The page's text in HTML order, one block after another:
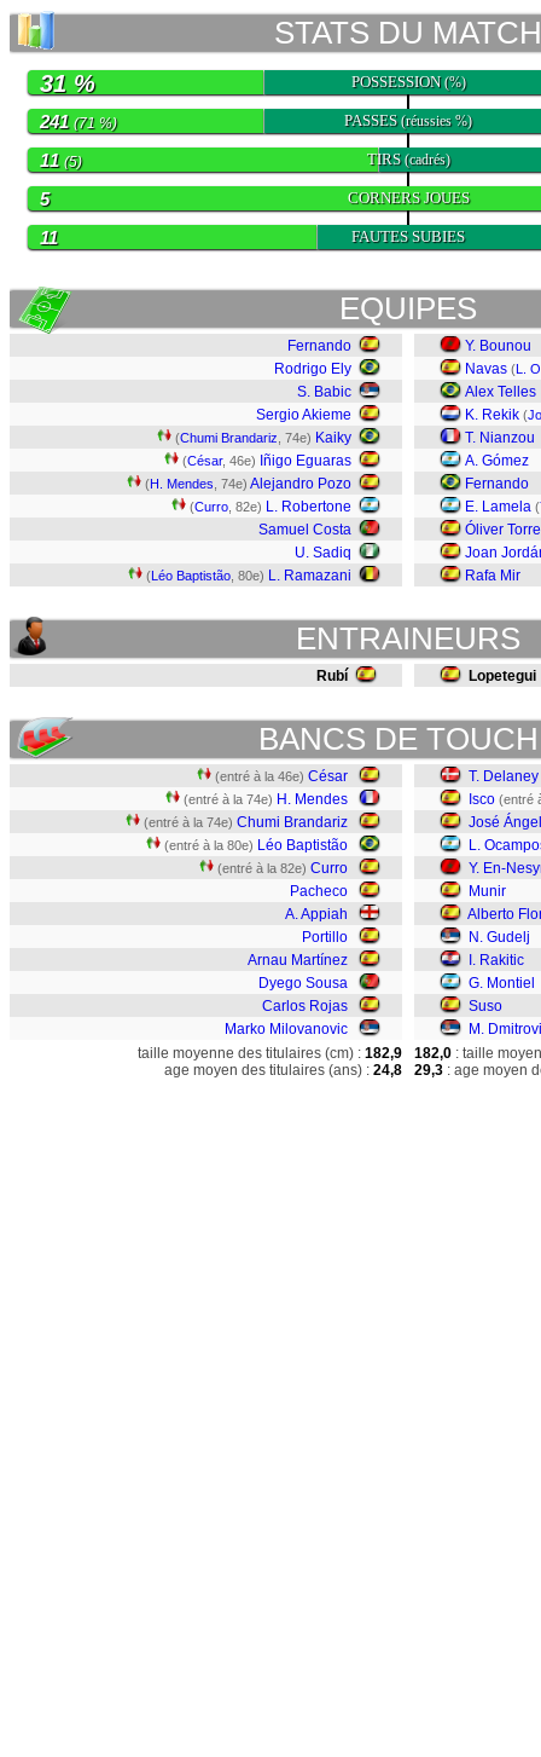
STATS DU MATCH
POSSESSION(%)
31 %
PASSES(réussies %)
241 (71 %)
TIRS(cadrés)
11 (5)
CORNERS JOUES
5
FAUTES SUBIES
11
EQUIPES
Fernando
Rodrigo Ely
S. Babic
Sergio Akieme
(Chumi Brandariz , 74e) Kaiky
(César, 46e) Iñigo Eguaras
(H. Mendes , 74e) Alejandro Pozo
(Curro , 82e) L. Robertone
Samuel Costa
U. Sadiq
(Léo Baptistão , 80e) L. Ramazani
Y. Bounou
Navas (L.
Alex Telles
K. Rekik (
T. Nianzou
A. Gómez
Fernando
E. Lamela (
Óliver
Joan
Rafa Mir
ENTRAINEURS
Rubí Lopetegui
BANCS DE
(entré à la 46e) César
(entré à la 74e) H. Mendes
(entré à la 74e) Chumi Brandariz
(entré à la 80e) Léo Baptistão
(entré à la 82e) Curro
Pacheco
A. Appiah
Portillo
Arnau Martínez
Dyego Sousa
Carlos Rojas
Marko Milovanovic
T. Delaney
Isco (entré
José
L.
Y. En-
Munir
Alberto
N. Gudelj
I. Rakitic
G. Montiel
Suso
M.
taille moyenne des titulaires (cm) : 182,9
age moyen des titulaires (ans) : 24,8
182,0 : taille
29,3 : age moyen